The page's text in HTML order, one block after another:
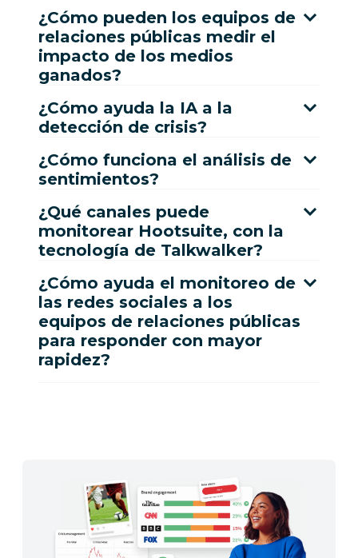
¿Cómo pueden los equipos de
relaciones públicas medir el
impacto de los medios
ganados?
¿Cómo ayuda la IA a la
detección de crisis?
¿Cómo funciona el análisis de
sentimientos?
¿Qué canales puede
monitorear Hootsuite, con la
tecnología de Talkwalker?
¿Cómo ayuda el monitoreo de
las redes sociales a los
equipos de relaciones públicas
para responder con mayor
rapidez?